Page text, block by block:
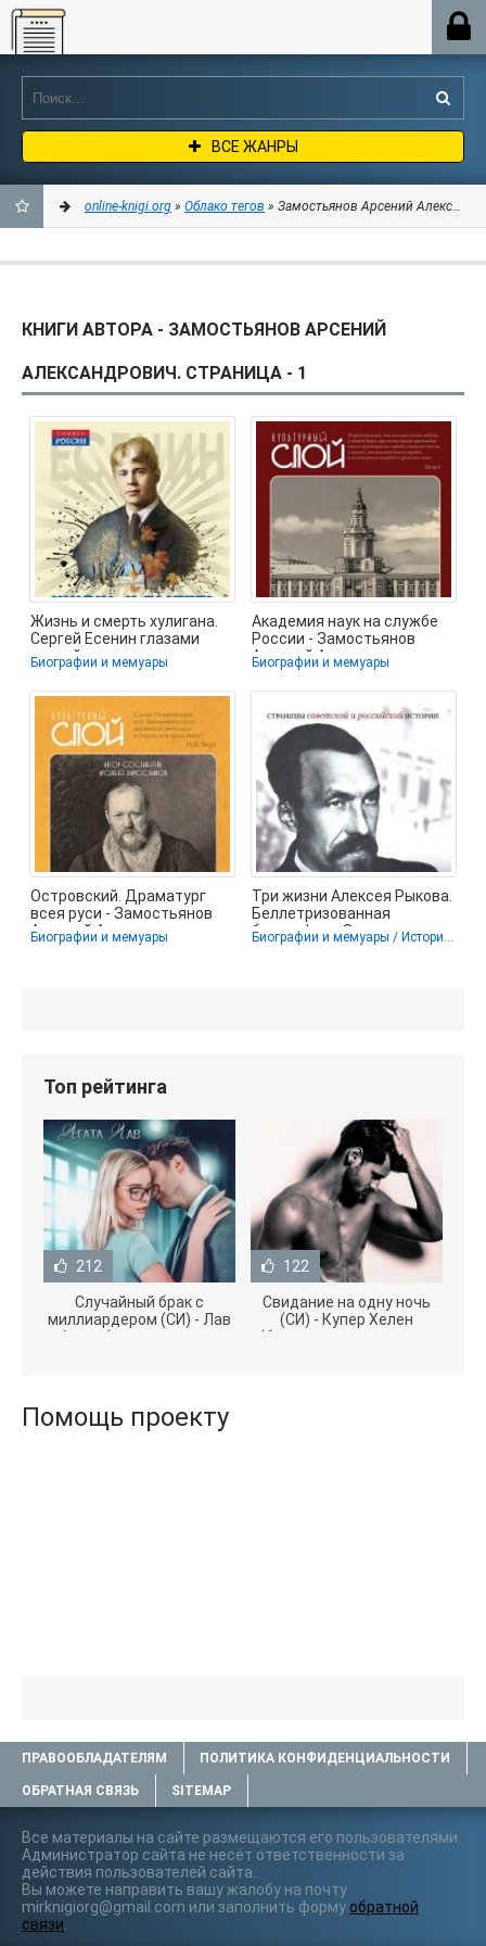
Online-knigi.org
ВСЕ ЖАНРЫ
ЗАКЛАДКИ
online-knigi.org » Облако тегов » Замостьянов Арсений Александрович
КНИГИ АВТОРА - ЗАМОСТЬЯНОВ АРСЕНИЙ
АЛЕКСАНДРОВИЧ. СТРАНИЦА - 1
Жизнь и смерть хулигана.
Сергей Есенин глазами
друзей и врагов -
Замостьянов
Биографии и мемуары
Академия наук на службе
России - Замостьянов
Арсений Александрович
(полная
Биографии и мемуары
Островский. Драматург
всея руси - Замостьянов
Арсений Александрович
(книги
Биографии и мемуары
Три жизни Алексея Рыкова.
Беллетризованная
биография - Замостьянов
Арсений
Биографии и мемуары / История / Политика
Топ рейтинга
212
Случайный брак с
миллиардером (СИ) - Лав
Агата (полная версия
122
Свидание на одну ночь
(СИ) - Купер Хелен
(бесплатные серии книг
Помощь проекту
ПРАВООБЛАДАТЕЛЯМ ПОЛИТИКА КОНФИДЕНЦИАЛЬНОСТИ
ОБРАТНАЯ СВЯЗЬ SITEMAP
Все материалы на сайте размещаются его пользователями.
Администратор сайта не несёт ответственности за
действия пользователей сайта..
Вы можете направить вашу жалобу на почту
mirknigiorg@gmail.com или заполнить форму обратной
связи